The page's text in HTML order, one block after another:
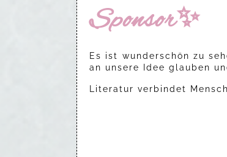
Sponsor✨
Es ist wunderschön zu
an unsere Idee glauben
Literatur verbindet